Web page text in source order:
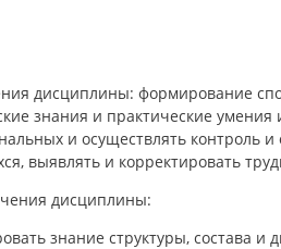
дисциплины: формирование
знания и практические
и осуществлять контроль
выявлять и корректировать
дисциплины:
знание структуры, состава и